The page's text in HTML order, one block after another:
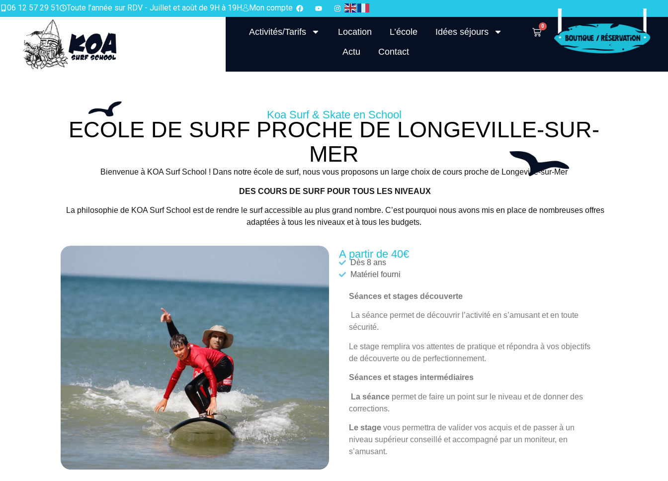
06 12 57 29 51 Toute l’année sur RDV - Juillet et août de 9H à 19H Mon compte
Activités/Tarifs Location L’école
Idées séjours
Actu
Contact
0
Koa Surf & Skate en School
ECOLE DE SURF PROCHE DE LONGEVILLE-SUR-
MER
Bienvenue à KOA Surf School ! Dans notre école de surf, nous vous proposons un large choix de cours proche de Longeville-sur-Mer
DES COURS DE SURF POUR TOUS LES NIVEAUX
La philosophie de KOA Surf School est de rendre le surf accessible au plus grand nombre. C’est pourquoi nous avons mis en place de nombreuses offres
adaptées à tous les niveaux et à tous les budgets.
A partir de 40€
Dès 8 ans
Matériel fourni
Séances et stages découverte
La séance permet de découvrir l’activité en s’amusant et en toute
sécurité.
Le stage remplira vos attentes de pratique et répondra à vos objectifs
de découverte ou de perfectionnement.
Séances et stages intermédiaires
La séance permet de faire un point sur le niveau et de donner des
corrections.
Le stage vous permettra de valider vos acquis et de passer à un
niveau supérieur conseillé et accompagné par un moniteur, en
s’amusant.